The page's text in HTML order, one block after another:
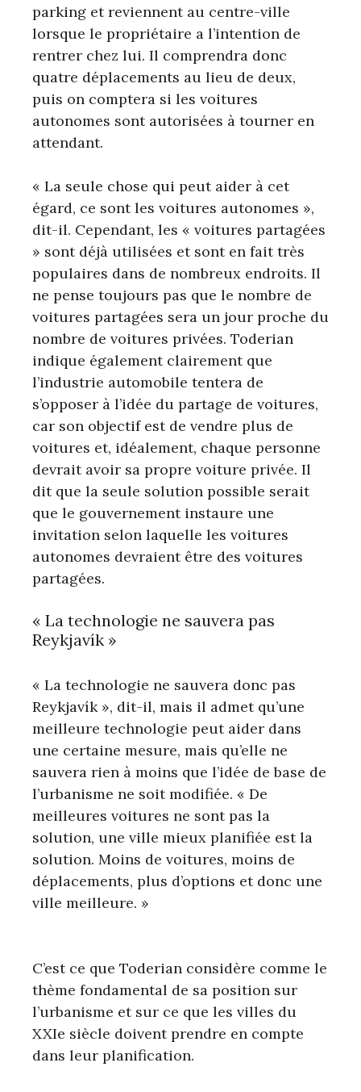
parking et reviennent au centre-ville
lorsque le propriétaire a l’intention de
rentrer chez lui. Il comprendra donc
quatre déplacements au lieu de deux,
puis on comptera si les voitures
autonomes sont autorisées à tourner en
attendant.
« La seule chose qui peut aider à cet
égard, ce sont les voitures autonomes »,
dit-il. Cependant, les « voitures partagées
» sont déjà utilisées et sont en fait très
populaires dans de nombreux endroits. Il
ne pense toujours pas que le nombre de
voitures partagées sera un jour proche du
nombre de voitures privées. Toderian
indique également clairement que
l’industrie automobile tentera de
s’opposer à l’idée du partage de voitures,
car son objectif est de vendre plus de
voitures et, idéalement, chaque personne
devrait avoir sa propre voiture privée. Il
dit que la seule solution possible serait
que le gouvernement instaure une
invitation selon laquelle les voitures
autonomes devraient être des voitures
partagées.
« La technologie ne sauvera pas
Reykjavík »
« La technologie ne sauvera donc pas
Reykjavík », dit-il, mais il admet qu’une
meilleure technologie peut aider dans
une certaine mesure, mais qu’elle ne
sauvera rien à moins que l’idée de base de
l’urbanisme ne soit modifiée. « De
meilleures voitures ne sont pas la
solution, une ville mieux planifiée est la
solution. Moins de voitures, moins de
déplacements, plus d’options et donc une
ville meilleure. »
C’est ce que Toderian considère comme le
thème fondamental de sa position sur
l’urbanisme et sur ce que les villes du
XXIe siècle doivent prendre en compte
dans leur planification.